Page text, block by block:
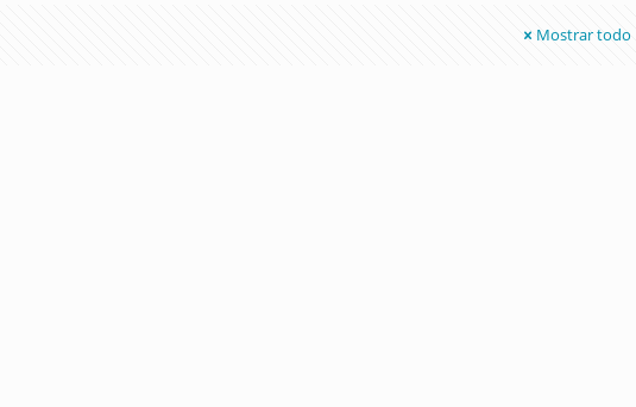
Mostrar todo